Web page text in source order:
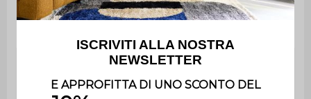
Altezza
94,5 cm
seduta